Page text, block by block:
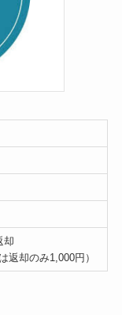
却
返却のみ1,000円）